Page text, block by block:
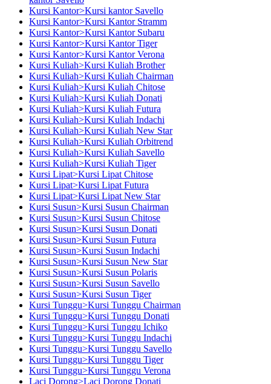
Kursi Kantor>Kursi kantor Savello
Kursi Kantor>Kursi Kantor Stramm
Kursi Kantor>Kursi Kantor Subaru
Kursi Kantor>Kursi Kantor Tiger
Kursi Kantor>Kursi Kantor Verona
Kursi Kuliah>Kursi Kuliah Brother
Kursi Kuliah>Kursi Kuliah Chairman
Kursi Kuliah>Kursi Kuliah Chitose
Kursi Kuliah>Kursi Kuliah Donati
Kursi Kuliah>Kursi Kuliah Futura
Kursi Kuliah>Kursi Kuliah Indachi
Kursi Kuliah>Kursi Kuliah New Star
Kursi Kuliah>Kursi Kuliah Orbitrend
Kursi Kuliah>Kursi Kuliah Savello
Kursi Kuliah>Kursi Kuliah Tiger
Kursi Lipat>Kursi Lipat Chitose
Kursi Lipat>Kursi Lipat Futura
Kursi Lipat>Kursi Lipat New Star
Kursi Susun>Kursi Susun Chairman
Kursi Susun>Kursi Susun Chitose
Kursi Susun>Kursi Susun Donati
Kursi Susun>Kursi Susun Futura
Kursi Susun>Kursi Susun Indachi
Kursi Susun>Kursi Susun New Star
Kursi Susun>Kursi Susun Polaris
Kursi Susun>Kursi Susun Savello
Kursi Susun>Kursi Susun Tiger
Kursi Tunggu>Kursi Tunggu Chairman
Kursi Tunggu>Kursi Tunggu Donati
Kursi Tunggu>Kursi Tunggu Ichiko
Kursi Tunggu>Kursi Tunggu Indachi
Kursi Tunggu>Kursi Tunggu Savello
Kursi Tunggu>Kursi Tunggu Tiger
Kursi Tunggu>Kursi Tunggu Verona
Laci Dorong>Laci Dorong Donati